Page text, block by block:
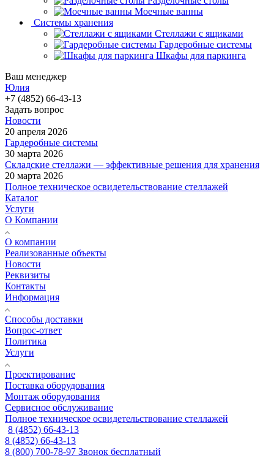
Моечные ванны
Системы хранения
Стеллажи с ящиками
Гардеробные системы
Шкафы для паркинга
Ваш менеджер
Юлия
+7 (4852) 66-43-13
Задать вопрос
Новости
20 апреля 2026
Гардеробные системы
30 марта 2026
Складские стеллажи — эффективные решения для хранения
20 марта 2026
Полное техническое освидетельствование стеллажей
Каталог
Услуги
О Компании
О компании
Реализованные объекты
Новости
Реквизиты
Контакты
Информация
Способы доставки
Вопрос-ответ
Политика
Услуги
Проектирование
Поставка оборудования
Монтаж оборудования
Сервисное обслуживание
Полное техническое освидетельствование стеллажей
8 (4852) 66-43-13
8 (4852) 66-43-13
8 (800) 700-78-97 Звонок бесплатный